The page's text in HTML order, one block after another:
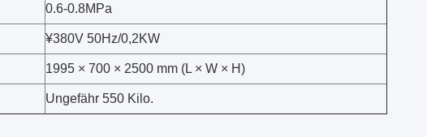
0.6-0.8MPa
¥380V 50Hz/0,2KW
1995 × 700 × 2500 mm (L × W × H)
Ungefähr 550 Kilo.